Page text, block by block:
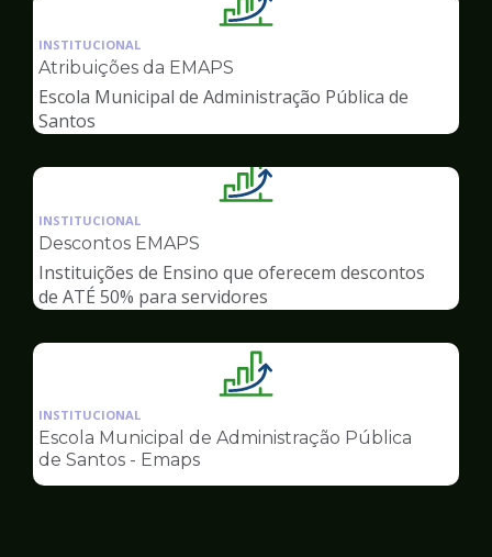
Ilustração
de
Gestão
INSTITUCIONAL
Atribuições da EMAPS
Escola Municipal de Administração Pública de
Santos
Ilustração
Gestão
INSTITUCIONAL
Descontos EMAPS
Instituições de Ensino que oferecem descontos
de ATÉ 50% para servidores
Ilustração
pagina
Gestão
INSTITUCIONAL
Escola Municipal de Administração Pública
de Santos - Emaps